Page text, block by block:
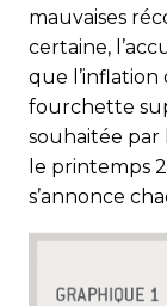
mauvaises
certaine,
que l’inflation
fourchette
souhaitée par
le printemps
s’annonce